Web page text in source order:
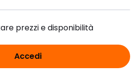
prezzi e disponibilità
Accedi